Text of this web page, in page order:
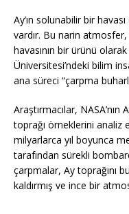
Ay’ın solunabilir bir
vardır. Bu narin
havasının bir ürünü
Üniversitesi’ndeki bilim
ana süreci “çarpma
Araştırmacılar,
toprağı örneklerini analiz
milyarlarca yıl boyunca
tarafından sürekli
çarpmalar, Ay toprağını
kaldırmış ve ince bir